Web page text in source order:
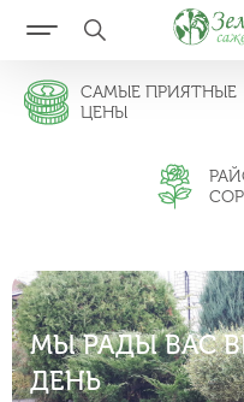
САМЫЕ ПРИЯТНЫЕ
ЦЕНЫ
МЫ РАДЫ ВАС
ДЕНЬ